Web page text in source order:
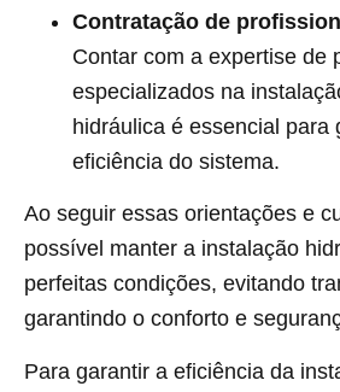
Contratação de
Contar com a expertise de
especializados na
hidráulica é essencial para
eficiência do sistema.
Ao seguir essas orientações e
possível manter a instalação
perfeitas condições, evitando
garantindo o conforto e
Para garantir a eficiência da